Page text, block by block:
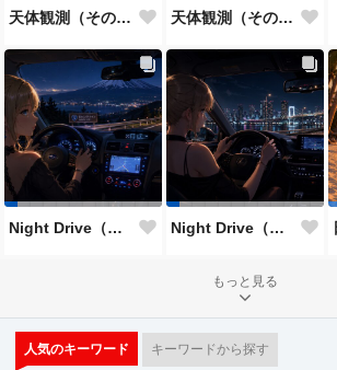
天体観測（その２） 天体観測（その１）
Night Drive（その２） Night Drive（その１）
もっと見る
人気のキーワード キーワードから探す